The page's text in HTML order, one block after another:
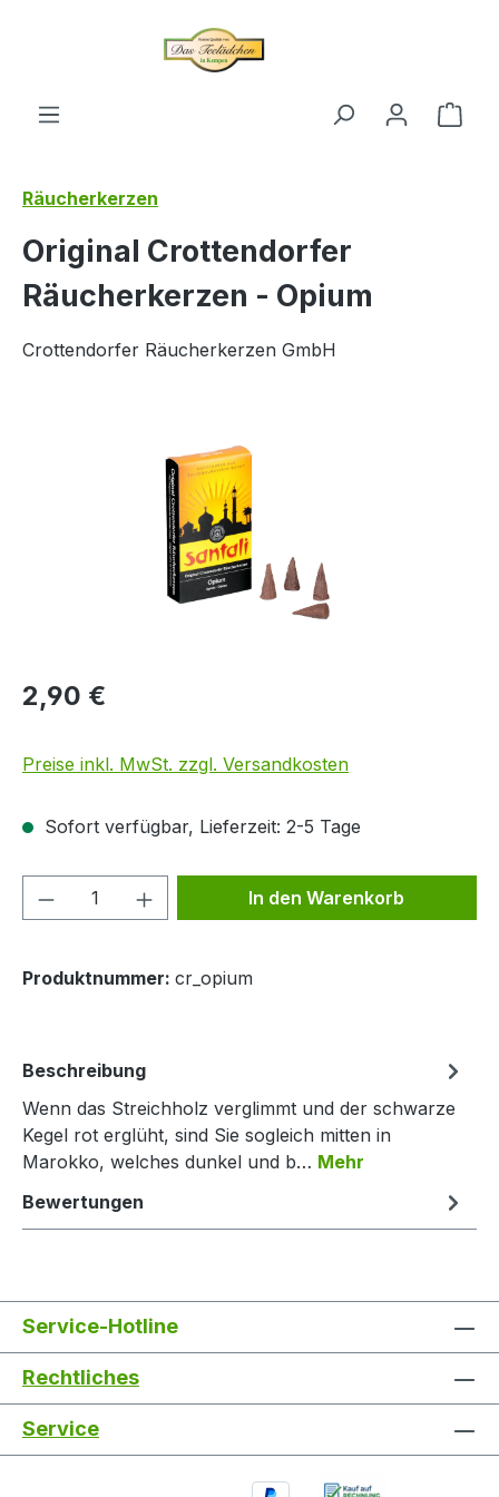
Räucherkerzen
Original Crottendorfer
Räucherkerzen - Opium
Crottendorfer Räucherkerzen GmbH
2,90 €
Preise inkl. MwSt. zzgl. Versandkosten
Sofort verfügbar, Lieferzeit: 2-5 Tage
Produkt Anzahl: Gib denIn den Warenkorb
Produktnummer: cr_opium
Beschreibung
Wenn das Streichholz verglimmt und der schwarze
Kegel rot erglüht, sind Sie sogleich mitten in
Marokko, welches dunkel und b… Mehr
Bewertungen
Service-Hotline
Rechtliches
Service